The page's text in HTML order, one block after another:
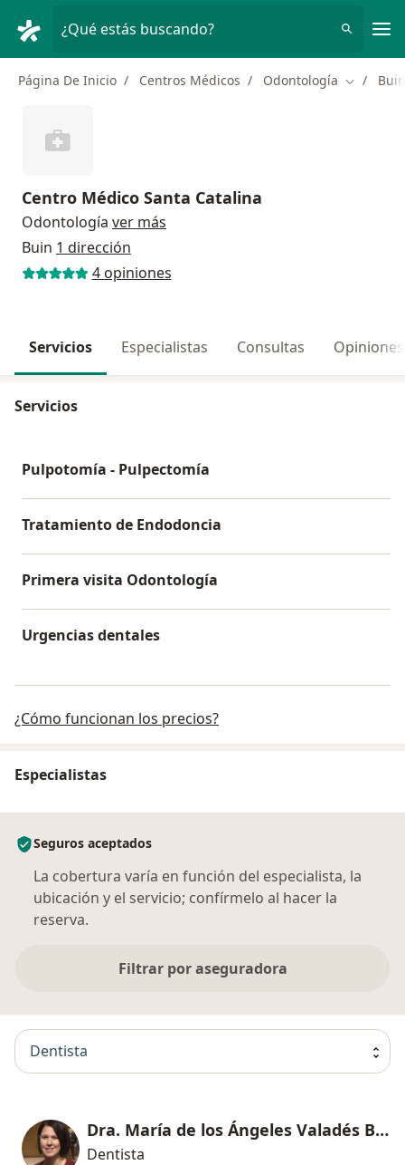
¿Qué estás buscando?
Página De Inicio Centros Médicos Odontología Cambiar
Buin
Centro Médico Santa Catalina
Odontología ver más
Buin 1 dirección
4 opiniones
Servicios Especialistas Consultas Opiniones
Servicios
Pulpotomía - Pulpectomía
Tratamiento de Endodoncia
Primera visita Odontología
Urgencias dentales
¿Cómo funcionan los precios?
Especialistas
Seguros aceptados
La cobertura varía en función del especialista, la
ubicación y el servicio; confírmelo al hacer la
reserva.
Filtrar por aseguradora
Dentista
Dra. María de los Ángeles Valadés Banda
Dentista